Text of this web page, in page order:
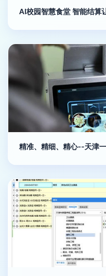
AI校园智慧食堂 智能结算
精准、精细、精心--天津